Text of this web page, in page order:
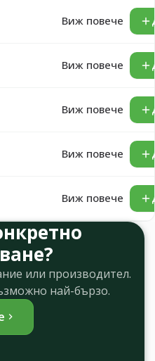
Виж повече
Виж повече
Виж повече
Виж повече
Виж повече
или производител.
най-бързо.